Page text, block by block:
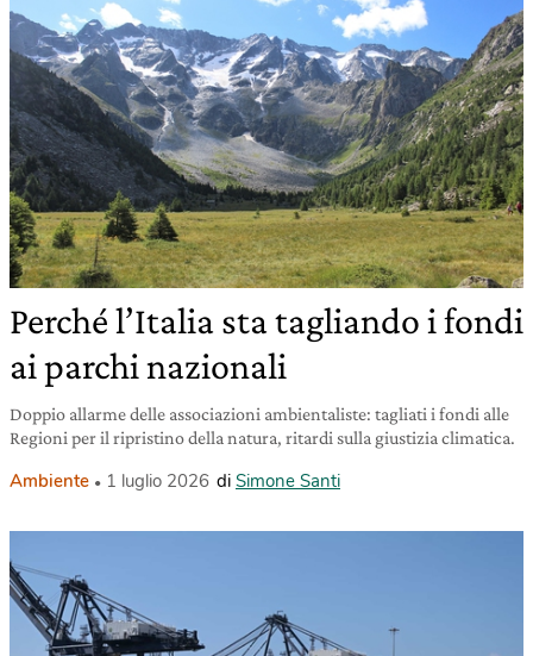
Perché l’Italia sta tagliando i fondi
ai parchi nazionali
Doppio allarme delle associazioni ambientaliste: tagliati i fondi alle
Regioni per il ripristino della natura, ritardi sulla giustizia climatica.
Ambiente 1 luglio 2026 di Simone Santi